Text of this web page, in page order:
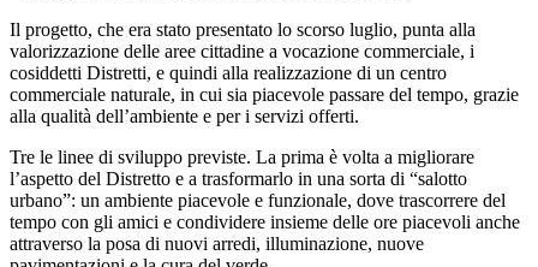
Il progetto, che era stato presentato lo scorso luglio, punta alla
valorizzazione delle aree cittadine a vocazione commerciale, i
cosiddetti Distretti, e quindi alla realizzazione di un centro
commerciale naturale, in cui sia piacevole passare del tempo, grazie
alla qualità dell’ambiente e per i servizi offerti.
Tre le linee di sviluppo previste. La prima è volta a migliorare
l’aspetto del Distretto e a trasformarlo in una sorta di “salotto
urbano”: un ambiente piacevole e funzionale, dove trascorrere del
tempo con gli amici e condividere insieme delle ore piacevoli anche
attraverso la posa di nuovi arredi, illuminazione, nuove